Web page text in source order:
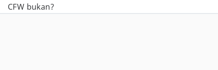
CFW bukan?